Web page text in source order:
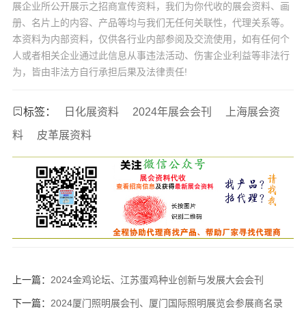
展企业所公开展示之招商宣传资料，我们为你代收的展会资料、画
册、名片上的内容、产品等均与我们无任何关联性，代理关系等。
本资料为内部资料，仅供各行业内部参阅及交流使用，如有任何个
人或者相关企业通过此信息从事违法活动、伤害企业利益等非法行
为，皆由非法方自行承担后果及法律责任!
标签： 日化展资料 2024年展会会刊
上海展会资
料
皮革展资料
上一篇： 2024金鸡论坛、江苏蛋鸡种业创新与发展大会会刊
下一篇： 2024厦门照明展会刊、厦门国际照明展览会参展商名录